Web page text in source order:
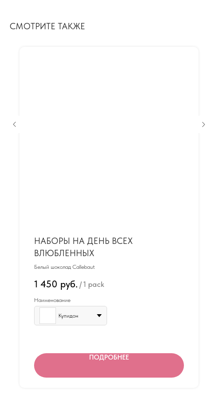
СМОТРИТЕ ТАКЖЕ
НАБОРЫ НА ДЕНЬ ВСЕХ
ВЛЮБЛЕННЫХ
Белый шоколад Callebaut
1 450 руб. /1 pack
Наименование
Купидон
ПОДРОБНЕЕ